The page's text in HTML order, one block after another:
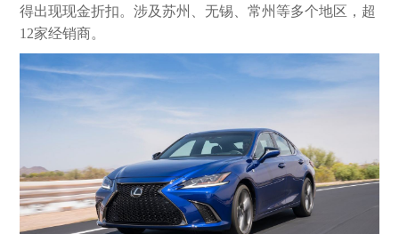
得出现现金折扣。涉及苏州、无锡、常州等多个地区，超
12家经销商。